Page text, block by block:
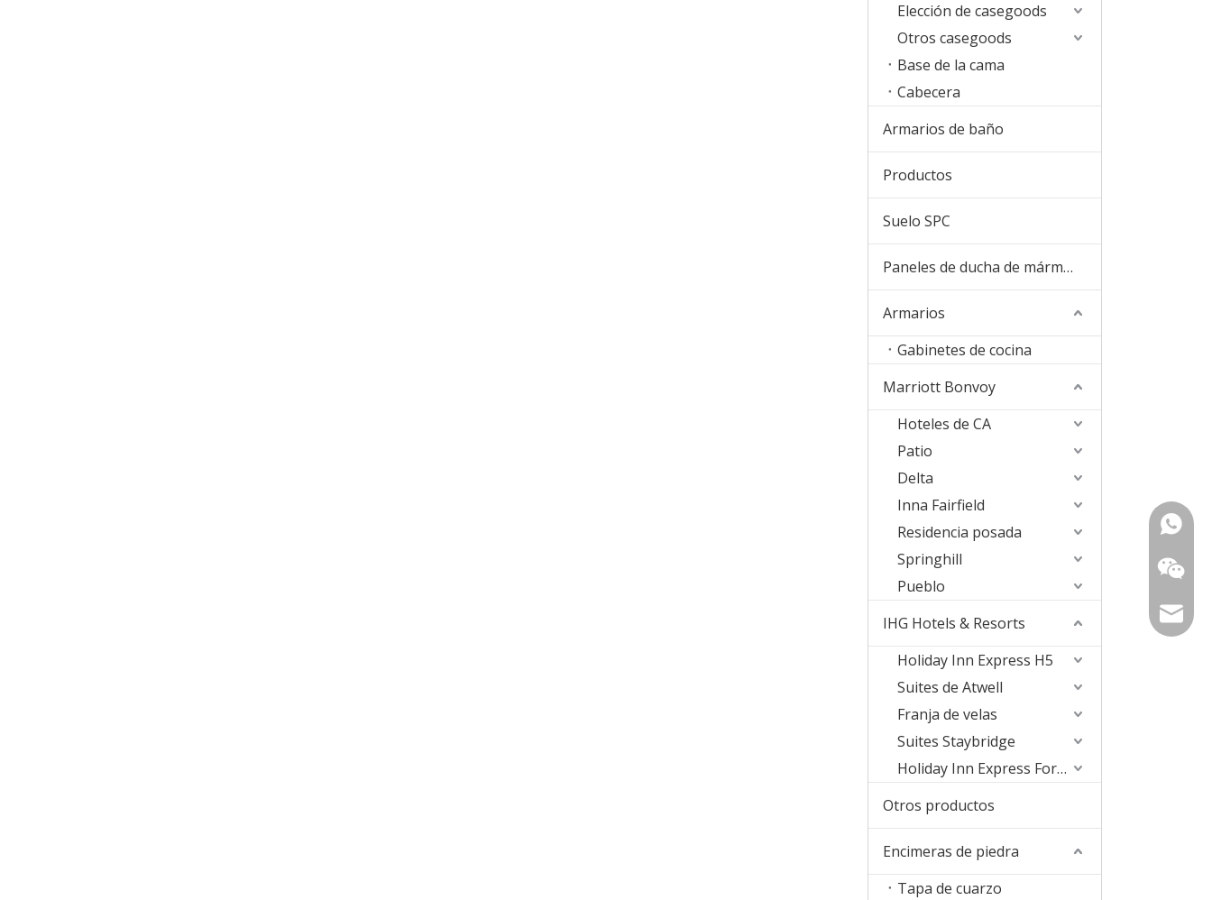
Elección de casegoods
Otros casegoods
Base de la cama
Cabecera
Armarios de baño
Productos
Suelo SPC
Paneles de ducha de mármol de cultura
Armarios
Gabinetes de cocina
Marriott Bonvoy
Hoteles de CA
Patio
Delta
Inna Fairfield
Residencia posada
Springhill
Pueblo
IHG Hotels & Resorts
Holiday Inn Express H5
Suites de Atwell
Franja de velas
Suites Staybridge
Holiday Inn Express Formula Blue2.0
Otros productos
Encimeras de piedra
Tapa de cuarzo
+ 86-